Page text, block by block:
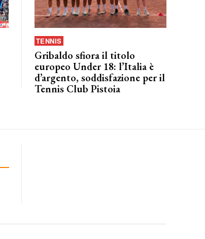
TENNIS
Gribaldo sfiora il titolo
europeo Under 18: l’Italia è
d’argento, soddisfazione per il
Tennis Club Pistoia